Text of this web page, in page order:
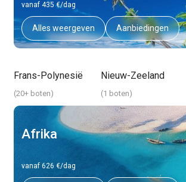
vanaf 435 €/dag
Alles weergeven Aanbiedingen
Frans-Polynesië
(20+ boten)
Nieuw-Zeeland
(1 boten)
Afrika
vanaf 626 €/dag